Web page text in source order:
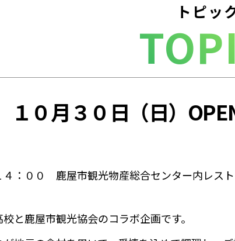
トピッ
０月３０日（日）
４：００ 鹿屋市観光物産総合センター内レス
と鹿屋市観光協会のコラボ企画です。